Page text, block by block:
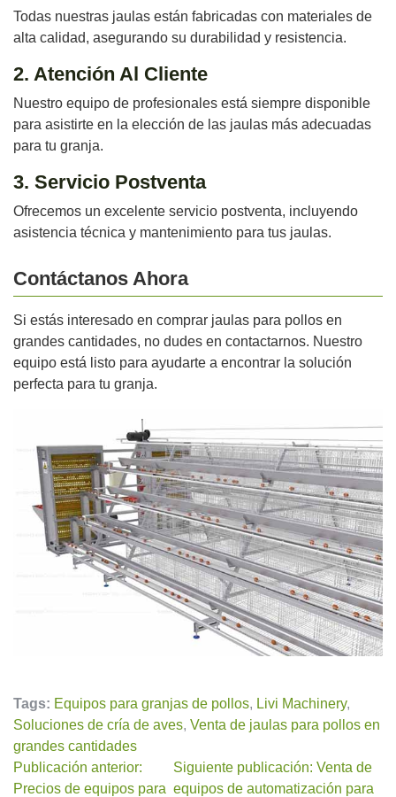
Todas nuestras jaulas están fabricadas con materiales de
alta calidad, asegurando su durabilidad y resistencia.
2. Atención Al Cliente
Nuestro equipo de profesionales está siempre disponible
para asistirte en la elección de las jaulas más adecuadas
para tu granja.
3. Servicio Postventa
Ofrecemos un excelente servicio postventa, incluyendo
asistencia técnica y mantenimiento para tus jaulas.
Contáctanos Ahora
Si estás interesado en comprar jaulas para pollos en
grandes cantidades, no dudes en contactarnos. Nuestro
equipo está listo para ayudarte a encontrar la solución
perfecta para tu granja.
Tags: Equipos para granjas de pollos, Livi Machinery,
Soluciones de cría de aves, Venta de jaulas para pollos en
grandes cantidades
Publicación anterior:
Precios de equipos para
Siguiente publicación: Venta de
equipos de automatización para